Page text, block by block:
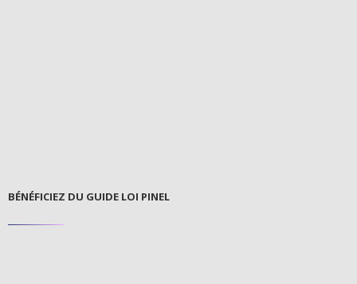
BÉNÉFICIEZ DU GUIDE LOI PINEL